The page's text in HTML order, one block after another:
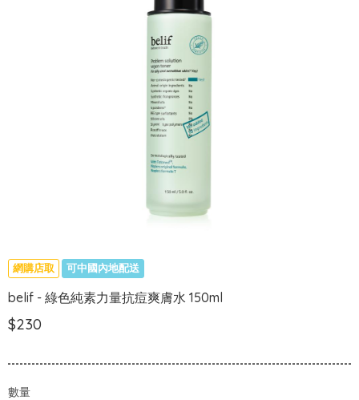
網購店取 可中國內地配送
belif - 綠色純素力量抗痘爽膚水 150ml
$230
數量